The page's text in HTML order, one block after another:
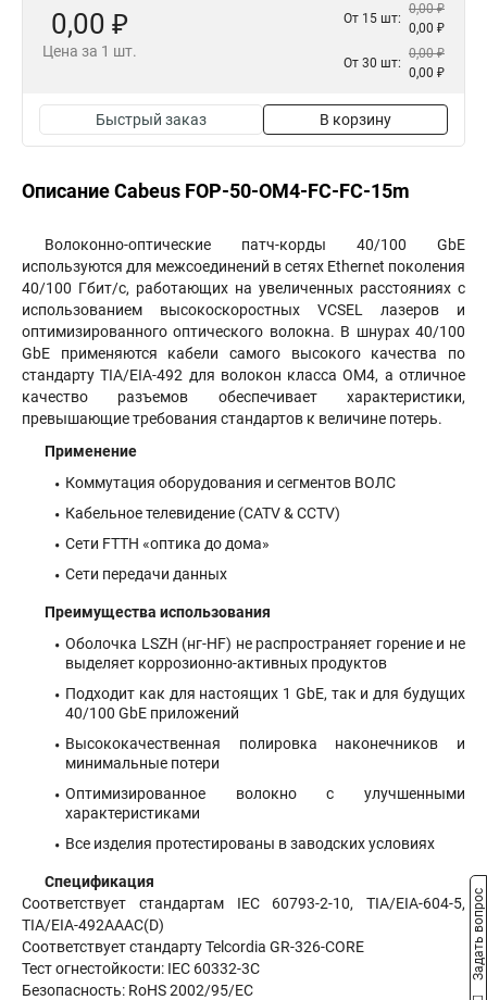
0,00 ₽
Цена за 1 шт.
От 15 шт:
0,00 ₽
0,00 ₽
От 30 шт:
0,00 ₽
0,00 ₽
Быстрый заказ В корзину
Описание Cabeus FOP-50-OM4-FC-FC-15m
Волоконно-оптические патч-корды 40/100 GbE
используются для межсоединений в сетях Ethernet поколения
40/100 Гбит/с, работающих на увеличенных расстояниях с
использованием высокоскоростных VCSEL лазеров и
оптимизированного оптического волокна. В шнурах 40/100
GbE применяются кабели самого высокого качества по
стандарту TIA/EIA-492 для волокон класса OM4, а отличное
качество разъемов обеспечивает характеристики,
превышающие требования стандартов к величине потерь.
Применение
Коммутация оборудования и сегментов ВОЛС
Кабельное телевидение (CATV & CCTV)
Сети FTTH «оптика до дома»
Сети передачи данных
Преимущества использования
Оболочка LSZH (нг-HF) не распространяет горение и не
выделяет коррозионно-активных продуктов
Подходит как для настоящих 1 GbE, так и для будущих
40/100 GbE приложений
Высококачественная полировка наконечников и
минимальные потери
Оптимизированное волокно с улучшенными
характеристиками
Все изделия протестированы в заводских условиях
Спецификация
Соответствует стандартам IEC 60793-2-10, TIA/EIA-604-5,
TIA/EIA-492AAAC(D)
Соответствует стандарту Telcordia GR-326-CORE
Тест огнестойкости: IEC 60332-3C
Безопасность: RoHS 2002/95/EC
Задать вопрос